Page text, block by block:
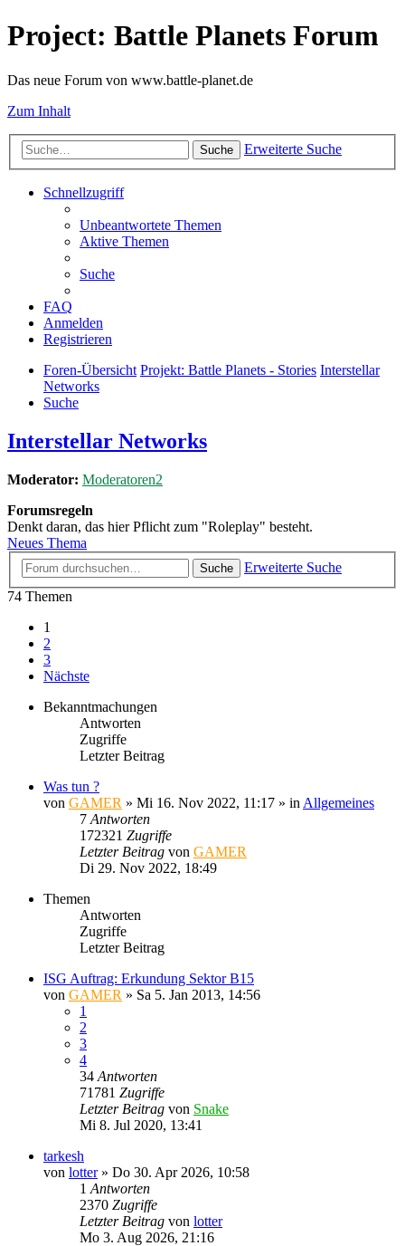
Project: Battle Planets Forum
Das neue Forum von www.battle-planet.de
Zum Inhalt
Suche Erweiterte Suche
Schnellzugriff
Unbeantwortete Themen
Aktive Themen
Suche
FAQ
Anmelden
Registrieren
Foren-Übersicht Projekt: Battle Planets - Stories Interstellar
Networks
Suche
Interstellar Networks
Moderator: Moderatoren2
Forumsregeln
Denkt daran, das hier Pflicht zum "Roleplay" besteht.
Neues Thema
Suche
Erweiterte Suche
74 Themen
1
2
3
Nächste
Bekanntmachungen
Antworten
Zugriffe
Letzter Beitrag
Was tun ?
von GAMER » Mi 16. Nov 2022, 11:17 » in Allgemeines
7 Antworten
172321 Zugriffe
Letzter Beitrag von GAMER
Di 29. Nov 2022, 18:49
Themen
Antworten
Zugriffe
Letzter Beitrag
ISG Auftrag: Erkundung Sektor B15
von GAMER » Sa 5. Jan 2013, 14:56
1
2
3
4
34 Antworten
71781 Zugriffe
Letzter Beitrag von Snake
Mi 8. Jul 2020, 13:41
tarkesh
von lotter» Do 30. Apr 2026, 10:58
1 Antworten
2370 Zugriffe
Letzter Beitrag von lotter
Mo 3. Aug 2026, 21:16